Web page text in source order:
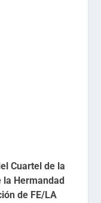
Cuartel de la
Hermandad
de FE/LA